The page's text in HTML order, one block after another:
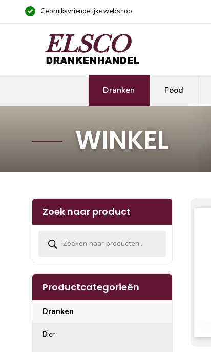
Gebruiksvriendelijke webshop
Dranken Food
WINKEL
Zoek naar product
Productcategorieën
Dranken
Bier